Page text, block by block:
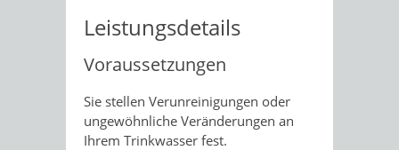
Leistungsdetails
Voraussetzungen
Sie stellen Verunreinigungen oder
ungewöhnliche Veränderungen an
Ihrem Trinkwasser fest.